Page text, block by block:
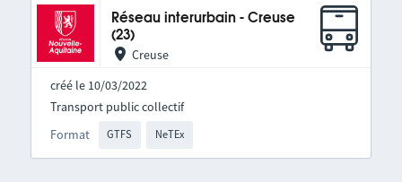
Réseau interurbain - Creuse
(23)
Creuse
créé le 10/03/2022
Format GTFS NeTEx
Transport public collectif